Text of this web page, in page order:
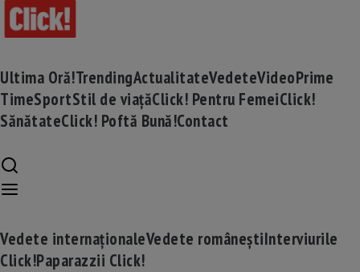
Ultima Oră!TrendingActualitateVedeteVideoPrime
TimeSportStil de viațăClick! Pentru FemeiClick!
SănătateClick! Poftă Bună!Contact
Vedete internaționaleVedete româneștiInterviurile
Click!Paparazzii Click!